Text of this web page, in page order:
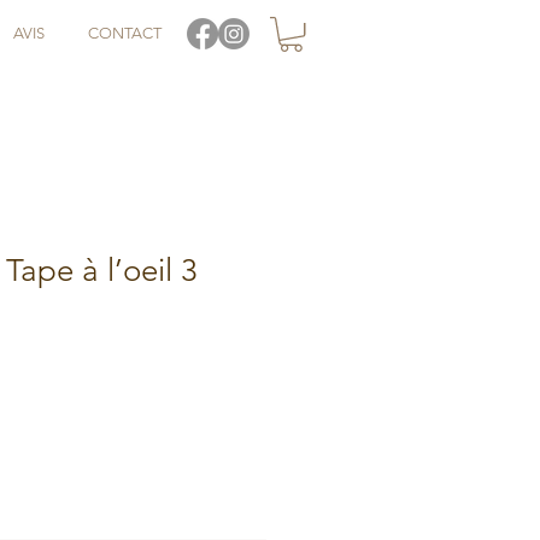
AVIS CONTACT
à l’oeil 3